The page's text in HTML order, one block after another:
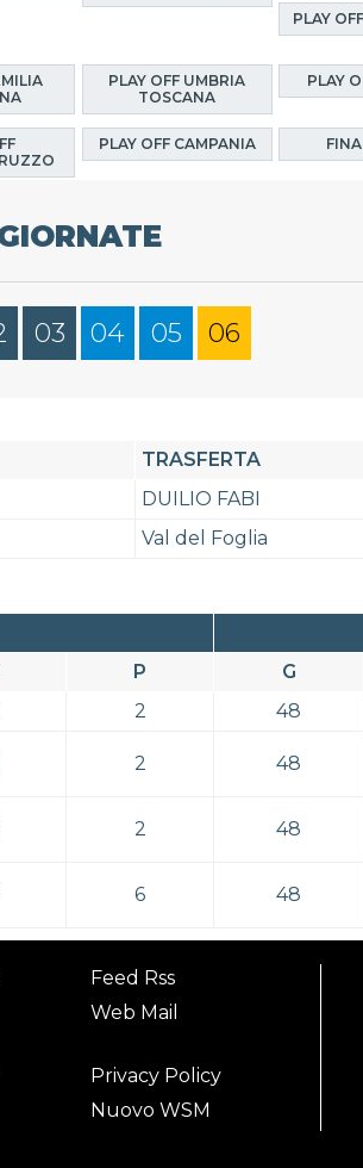
PLAY
PLAY OFF UMBRIA
TOSCANA
PLAY
PLAY OFF CAMPANIA
03 04 05 06
TRASFERTA
DUILIO FABI
Val del Foglia
P G
2 48
2 48
2 48
6 48
Feed Rss
Web Mail
Privacy Policy
Nuovo WSM